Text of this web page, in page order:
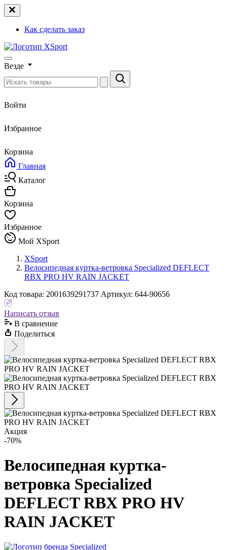
Как сделать заказ
Везде
Войти
Избранное
Корзина
Главная
Каталог
Корзина
Избранное
Мой XSport
XSport
Велосипедная куртка-ветровка Specialized DEFLECT
RBX PRO HV RAIN JACKET
Код товара: 2001639291737 Артикул: 644-90656
Написать отзыв
В сравнениe
Поделиться
Акция
-70%
Велосипедная куртка-
ветровка Specialized
DEFLECT RBX PRO HV
RAIN JACKET